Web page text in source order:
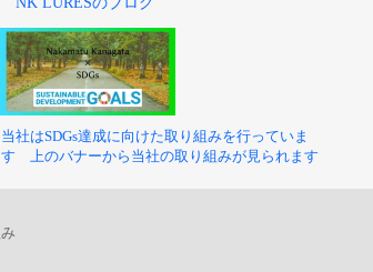
当社はSDGs達成に向けた取り組みを行っていま
す 上のバナーから当社の取り組みが見られます